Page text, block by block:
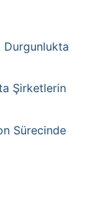
Durgunlukta
Şirketlerin
Sürecinde